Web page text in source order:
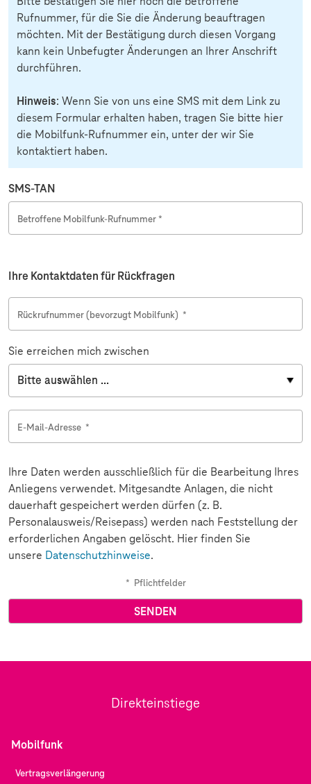
Rufnummer, für die Sie die Änderung beauftragen
möchten. Mit der Bestätigung durch diesen Vorgang
kann kein Unbefugter Änderungen an Ihrer Anschrift
durchführen.
Hinweis: Wenn Sie von uns eine SMS mit dem Link zu
diesem Formular erhalten haben, tragen Sie bitte hier
die Mobilfunk-Rufnummer ein, unter der wir Sie
kontaktiert haben.
SMS-TAN
Betroffene Mobilfunk-Rufnummer *
Ihre Kontaktdaten für Rückfragen
Rückrufnummer (bevorzugt Mobilfunk) *
Sie erreichen mich zwischen
E-Mail-Adresse *
Ihre Daten werden ausschließlich für die Bearbeitung Ihres
Anliegens verwendet. Mitgesandte Anlagen, die nicht
dauerhaft gespeichert werden dürfen (z. B.
Personalausweis/Reisepass) werden nach Feststellung der
erforderlichen Angaben gelöscht. Hier finden Sie
unsere Datenschutzhinweise.
* Pflichtfelder
Direkteinstiege
Mobilfunk
Vertragsverlängerung